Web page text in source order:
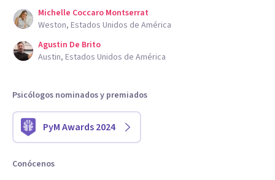
Michelle Coccaro Montserrat
Weston, Estados Unidos de América
Agustin De Brito
Austin, Estados Unidos de América
Psicólogos nominados y premiados
PyM Awards 2024
Conócenos